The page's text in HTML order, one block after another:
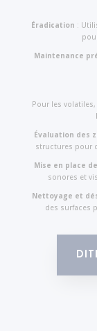
Éradication :
Maintenance
Pour les
Évaluation des
structures pour
Mise en place
sonores et
Nettoyage et
des surfaces